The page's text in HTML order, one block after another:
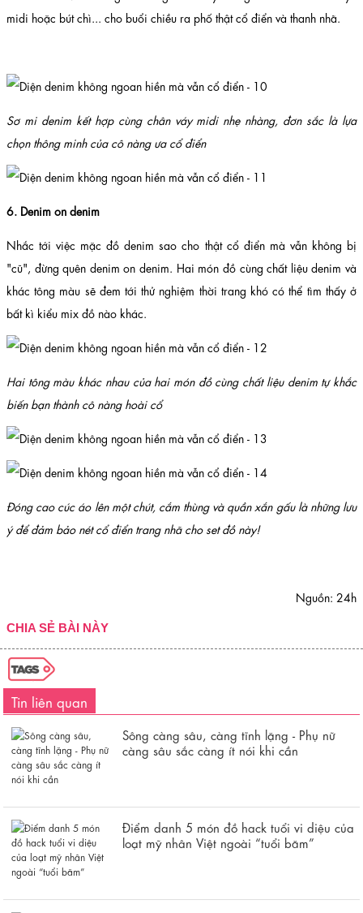
midi hoặc bút chì... cho buổi chiều ra phố thật cổ điển và thanh nhã.
Sơ mi denim kết hợp cùng chân váy midi nhẹ nhàng, đơn sắc là lựa
chọn thông minh của cô nàng ưa cổ điển
6. Denim on denim
Nhắc tới việc mặc đồ denim sao cho thật cổ điển mà vẫn không bị
"cũ", đừng quên denim on denim. Hai món đồ cùng chất liệu denim và
khác tông màu sẽ đem tới thử nghiệm thời trang khó có thể tìm thấy ở
bất kì kiểu mix đồ nào khác.
Hai tông màu khác nhau của hai món đồ cùng chất liệu denim tự khắc
biến bạn thành cô nàng hoài cổ
Đóng cao cúc áo lên một chút, cắm thùng và quần xắn gấu là những lưu
ý để đảm bảo nét cổ điển trang nhã cho set đồ này!
Nguồn: 24h
CHIA SẺ BÀI NÀY
Tin liên quan
Sông càng sâu, càng tĩnh lặng - Phụ nữ
càng sâu sắc càng ít nói khi cần
Điểm danh 5 món đồ hack tuổi vi diệu của
loạt mỹ nhân Việt ngoài “tuổi băm”